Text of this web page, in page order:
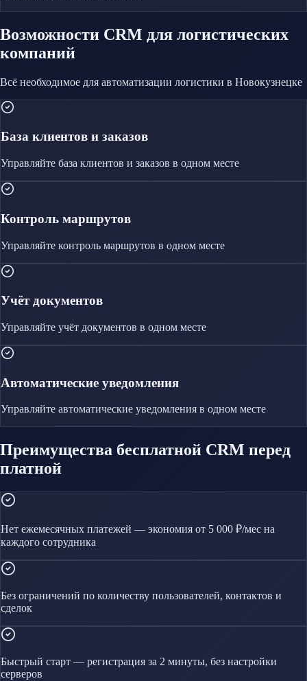
Возможности CRM для логистических
компаний
Всё необходимое для автоматизации логистики в Новокузнецке
База клиентов и заказов
Управляйте база клиентов и заказов в одном месте
Контроль маршрутов
Управляйте контроль маршрутов в одном месте
Учёт документов
Управляйте учёт документов в одном месте
Автоматические уведомления
Управляйте автоматические уведомления в одном месте
Преимущества бесплатной CRM перед
платной
Нет ежемесячных платежей — экономия от 5 000 ₽/мес на
каждого сотрудника
Без ограничений по количеству пользователей, контактов и
сделок
Быстрый старт — регистрация за 2 минуты, без настройки
серверов